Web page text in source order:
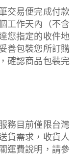
交易便完成付款
工作天內（不含
您指定的收件地
善包裝您所訂購
確認商品包裝完
務目前僅限台灣
貨需求，收貨人
運費說明，請參